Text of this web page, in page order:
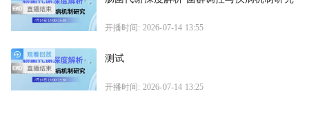
开播时间: 2026-07-14 13:55
测试
开播时间: 2026-07-14 13:25